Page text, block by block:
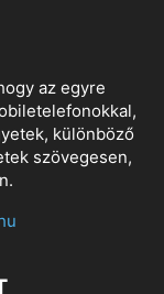
az egyre
különböző
szövegesen,